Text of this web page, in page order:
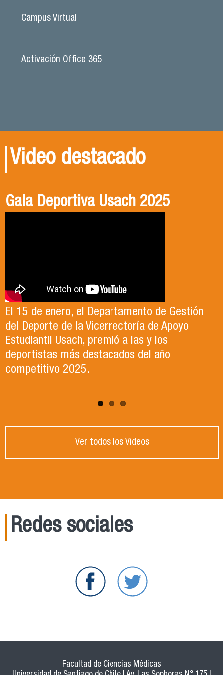
Campus Virtual
Activación Office 365
Video destacado
Gala Deportiva Usach 2025
El 15 de enero, el Departamento de Gestión
del Deporte de la Vicerrectoría de Apoyo
Estudiantil Usach, premió a las y los
deportistas más destacados del año
competitivo 2025.
Usach en el Territorio, capítulo 2
En este segundo capítulo conoceremos el
Proyecto Ludo Inclusión, liderado por el
profesor Claudio Farías y estudiantes de
Pedagogía en Educación Física de la Facultad
de Ciencias Médicas de la Uni
Candidatura Director de Escuela
Te invitamos a revisar el video de nuestro
candidato , el Dr. Celso Sanchez para el cargo
de Director de Escuela período 2025-2026.
Ver todos los Videos
Redes sociales
Facultad de Ciencias Médicas